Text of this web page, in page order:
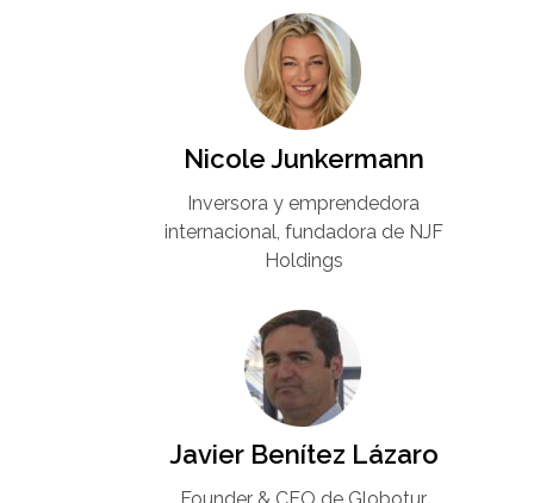
Nicole Junkermann​
Inversora y emprendedora
internacional, fundadora de NJF
Holdings
Javier Benítez Lázaro